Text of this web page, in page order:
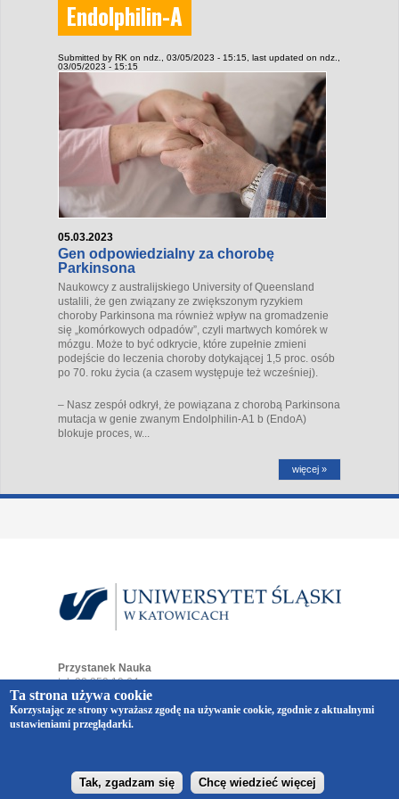
Endolphilin-A
Submitted by RK on ndz., 03/05/2023 - 15:15 , last updated on ndz.,
03/05/2023 - 15:15
05.03.2023
Gen odpowiedzialny za chorobę
Parkinsona
Naukowcy z australijskiego University of Queensland
ustalili, że gen związany ze zwiększonym ryzykiem
choroby Parkinsona ma również wpływ na gromadzenie
się „komórkowych odpadów”, czyli martwych komórek w
mózgu. Może to być odkrycie, które zupełnie zmieni
podejście do leczenia choroby dotykającej 1,5 proc. osób
po 70. roku życia (a czasem występuje też wcześniej).
– Nasz zespół odkrył, że powiązana z chorobą Parkinsona
mutacja w genie zwanym Endolphilin-A1 b (EndoA)
blokuje proces, w...
więcej »
Przystanek Nauka
tel. 32 359 19 64
e-mail:przystaneknauka@us.edu.pl
ul. Bankowa 12
40-007 Katowice
Wszelkie prawa zastrzeżone.
realizacjaVermont
Ta strona używa cookie
Korzystając ze strony wyrażasz zgodę na używanie cookie, zgodnie z aktualnymi
ustawieniami przeglądarki.
Tak, zgadzam się Chcę wiedzieć więcej